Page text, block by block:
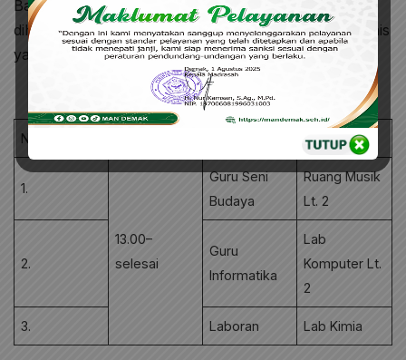
Bagi Pelamar yang telah lolos seleksi administrasi
diharapkan untuk mengikuti seleksi komtenensi teksnis
yang dilaksanakan pada Hari Jumat, 11 Juli 2025.
No Tempat
1.
13.00–
selesai
Guru Seni
Budaya
Ruang Musik
Lt. 2
2.
Guru
Informatika
Lab
Komputer Lt.
2
3. Laboran Lab Kimia